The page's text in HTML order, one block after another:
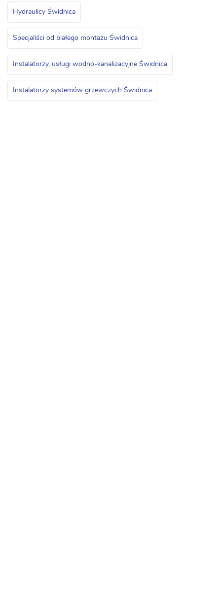
Hydraulicy Świdnica
Specjaliści od białego montażu Świdnica
Instalatorzy, usługi wodno-kanalizacyjne Świdnica
Instalatorzy systemów grzewczych Świdnica